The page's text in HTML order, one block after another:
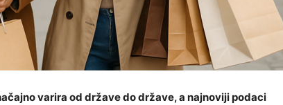
varira od države do države, a najnoviji podaci